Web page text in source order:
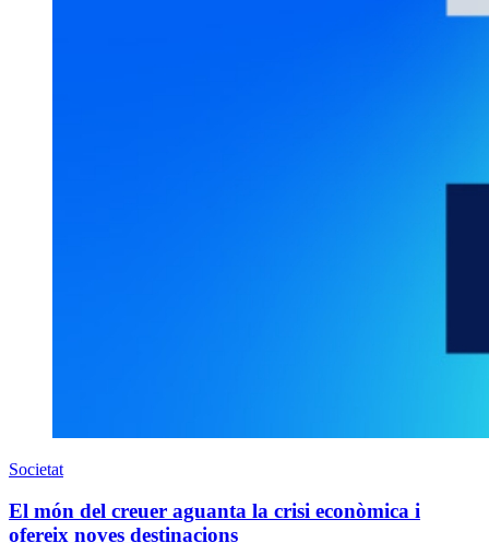
Societat
El món del creuer aguanta la crisi econòmica i
ofereix noves destinacions